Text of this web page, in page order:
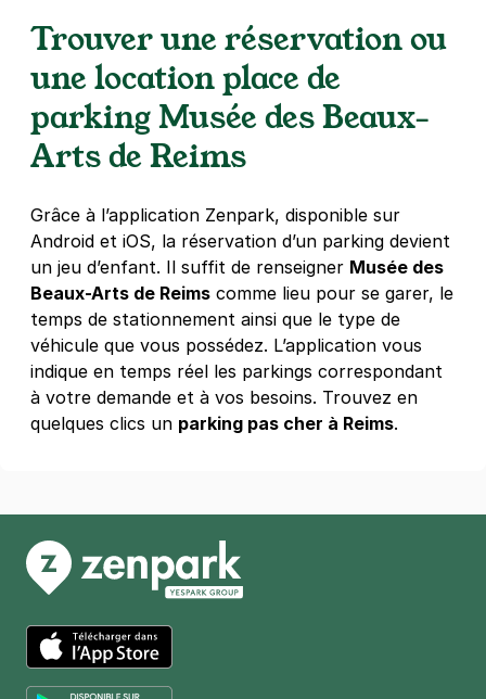
+ Abonnements disponibles
Reims - Université de Reims -
Campus Croix Rouge
34 rue Pierre Taittinger
/heure 4,50 €/jour, 16 €/semaine (tarifs dégressifs)
Réserver
+ Abonnements disponibles
Reims - Croix du Sud - Saint Phalle
2 rue Niki de Saint Phalle
51100Reims
+ Abonnements disponibles
Reims - Hôpital Robert Debré - Croix
16 place Maurice Utrillo
Trouver une réservation ou
une location place de
parking Musée des Beaux-
Arts de Reims
Grâce à l’application Zenpark, disponible sur
Android et iOS, la réservation d’un parking devient
un jeu d’enfant. Il suffit de renseigner Musée des
Beaux-Arts de Reims comme lieu pour se garer, le
temps de stationnement ainsi que le type de
véhicule que vous possédez. L’application vous
indique en temps réel les parkings correspondant
à votre demande et à vos besoins. Trouvez en
quelques clics un parking pas cher à Reims.
App Store